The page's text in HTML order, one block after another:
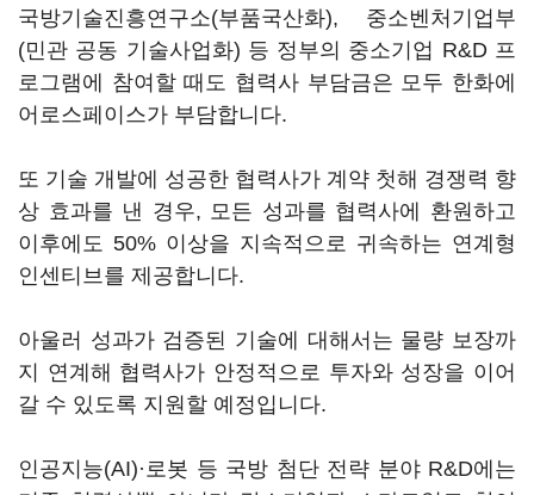
국방기술진흥연구소(부품국산화), 중소벤처기업부
(민관 공동 기술사업화) 등 정부의 중소기업 R&D 프
로그램에 참여할 때도 협력사 부담금은 모두 한화에
어로스페이스가 부담합니다.
또 기술 개발에 성공한 협력사가 계약 첫해 경쟁력 향
상 효과를 낸 경우, 모든 성과를 협력사에 환원하고
이후에도 50% 이상을 지속적으로 귀속하는 연계형
인센티브를 제공합니다.
아울러 성과가 검증된 기술에 대해서는 물량 보장까
지 연계해 협력사가 안정적으로 투자와 성장을 이어
갈 수 있도록 지원할 예정입니다.
인공지능(AI)·로봇 등 국방 첨단 전략 분야 R&D에는